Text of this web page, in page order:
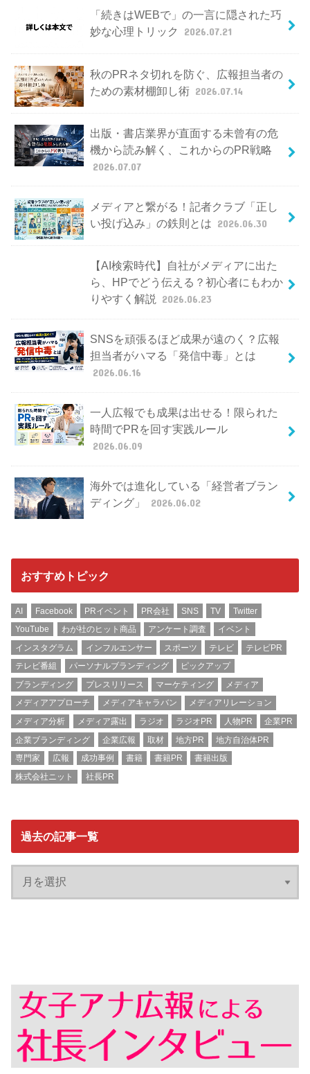
「続きはWEBで」の一言に隠された巧
妙な心理トリック
2026.07.21
秋のPRネタ切れを防ぐ、広報担当者の
ための素材棚卸し術 2026.07.14
出版・書店業界が直面する未曾有の危
機から読み解く、これからのPR戦略
2026.07.07
メディアと繋がる！記者クラブ「正し
い投げ込み」の鉄則とは 2026.06.30
【AI検索時代】自社がメディアに出た
ら、HPでどう伝える？初心者にもわか
りやすく解説
2026.06.23
SNSを頑張るほど成果が遠のく？広報
担当者がハマる「発信中毒」とは
2026.06.16
一人広報でも成果は出せる！限られた
時間でPRを回す実践ルール
2026.06.09
海外では進化している「経営者ブラン
ディング」
2026.06.02
おすすめトピック
AI Facebook PRイベント PR会社 SNS TV
Twitter
YouTube
わが社のヒット商品 アンケート調査
イベント
インスタグラム
インフルエンサー スポーツ テレビ
テレビPR
テレビ番組
パーソナルブランディング
ピックアップ
ブランディング
プレスリリース マーケティング
メディア
メディアアプローチ
メディアキャラバン
メディアリレーション
メディア分析
メディア露出 ラジオ ラジオPR 人物PR
企業PR
企業ブランディング
企業広報 取材 地方PR
地方自治体PR
専門家
広報 成功事例 書籍 書籍PR
書籍出版
株式会社ニット
社長PR
過去の記事一覧